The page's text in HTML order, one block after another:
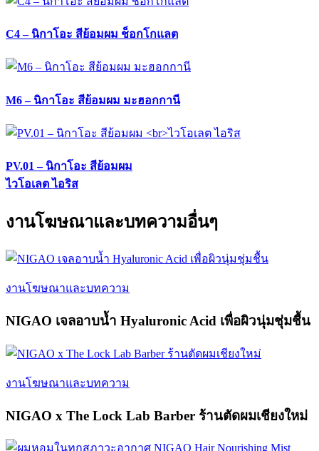
C4 – นิกาโอะ สีย้อมผม ช็อกโกแลต
M6 – นิกาโอะ สีย้อมผม มะฮอกกานี
PV.01 – นิกาโอะ สีย้อมผม
ไวโอเลต ไอริส
งานโฆษณาและบทความอื่นๆ
งานโฆษณาและบทความ
NIGAO เจลอาบน้ำ Hyaluronic Acid เพื่อผิวนุ่มชุ่มชื้น
งานโฆษณาและบทความ
NIGAO x The Lock Lab Barber ร้านตัดผมเชียงใหม่